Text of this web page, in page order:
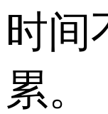
时间
累。